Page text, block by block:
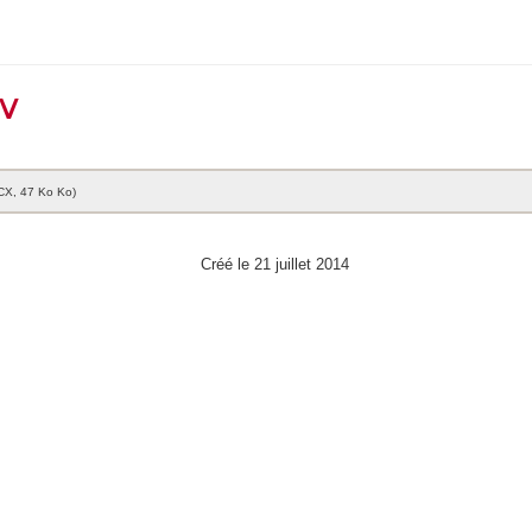
47 Ko Ko)
Créé le 21 juillet 2014